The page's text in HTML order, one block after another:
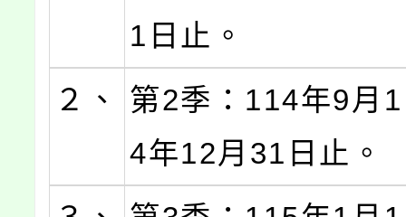
1日止。
２、
第2季：114年9月
4年12月31日止。